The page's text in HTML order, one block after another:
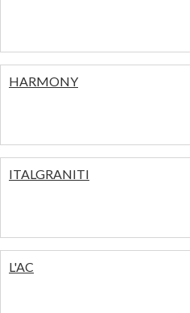
HARMONY
ITALGRANITI
L'AC